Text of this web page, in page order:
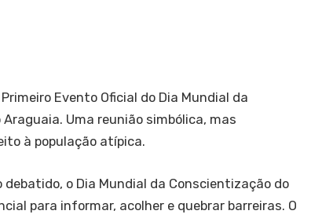
Evento Oficial do Dia Mundial da
Uma reunião simbólica, mas
à população atípica.
o Dia Mundial da Conscientização do
para informar, acolher e quebrar barreiras. O